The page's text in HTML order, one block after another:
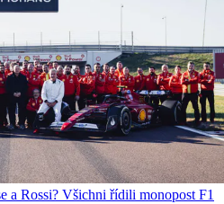
a Rossi? Všichni řídili monopost F1